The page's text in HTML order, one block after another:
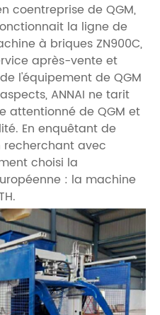
coentreprise de QGM,
la ligne de
à briques ZN900C,
après-vente et
l'équipement de QGM
ANNAI ne tarit
attentionné de QGM et
En enquêtant de
recherchant avec
choisi la
: la machine